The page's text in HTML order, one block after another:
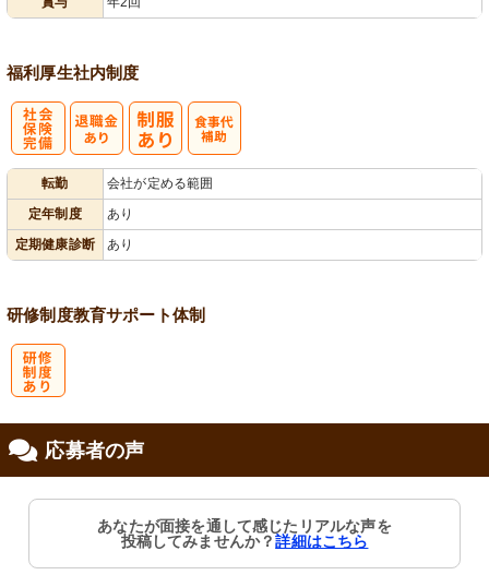
福利厚生社内制度
転勤
会社が定める範囲
定年制度
あり
定期健康診断
あり
研修制度教育サポート体制
応募者の声
あなたが面接を通して感じたリアルな声を
投稿してみませんか？詳細はこちら